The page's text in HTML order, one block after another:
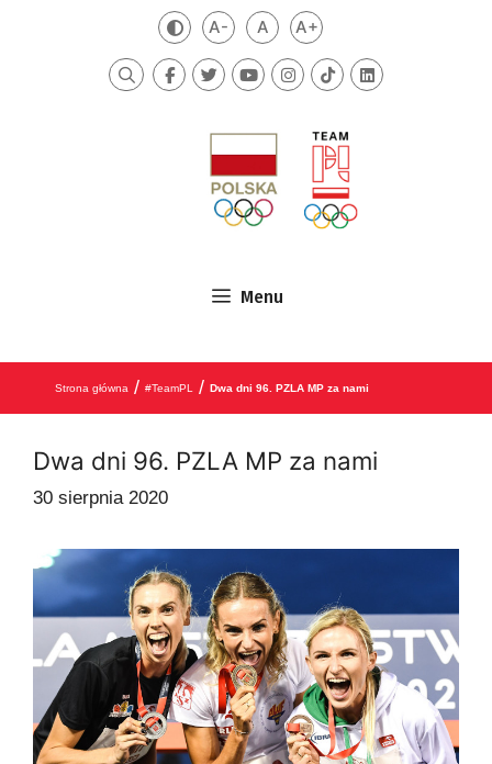
Zmień kontrast
A-Mniejsza czcionka
ADomyślna czcionka
A+Większa czcionka
Szukaj
Menu
Strona główna / #TeamPL / Dwa dni 96. PZLA MP za nami
Dwa dni 96. PZLA MP za nami
30 sierpnia 2020